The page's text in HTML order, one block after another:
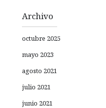
Archivo
octubre 2025
mayo 2023
agosto 2021
julio 2021
junio 2021